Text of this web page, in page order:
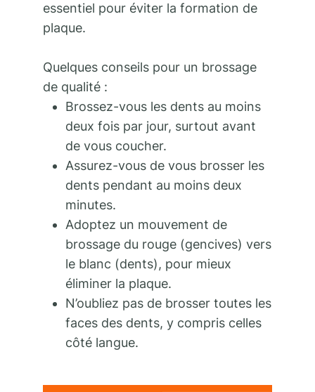
essentiel pour éviter la formation de
plaque.
Quelques conseils pour un brossage
de qualité :
Brossez-vous les dents au moins
deux fois par jour, surtout avant
de vous coucher.
Assurez-vous de vous brosser les
dents pendant au moins deux
minutes.
Adoptez un mouvement de
brossage du rouge (gencives) vers
le blanc (dents), pour mieux
éliminer la plaque.
N’oubliez pas de brosser toutes les
faces des dents, y compris celles
côté langue.